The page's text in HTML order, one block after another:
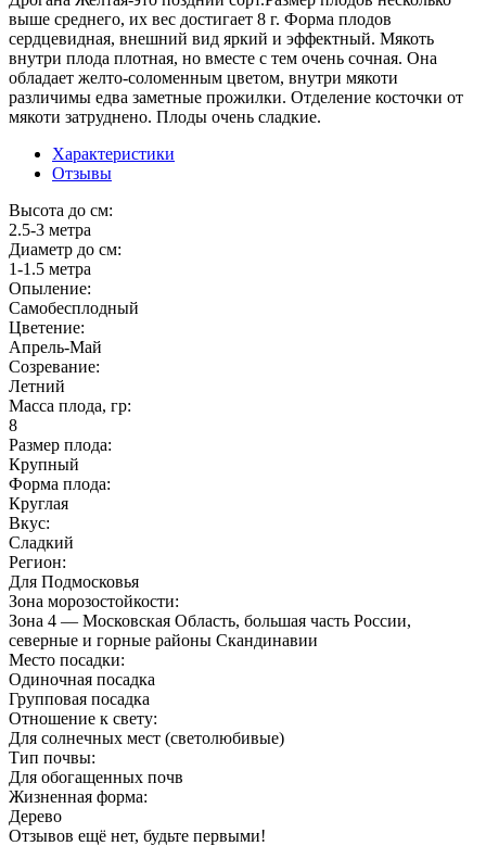
выше среднего, их вес достигает 8 г. Форма плодов
сердцевидная, внешний вид яркий и эффектный. Мякоть
внутри плода плотная, но вместе с тем очень сочная. Она
обладает желто-соломенным цветом, внутри мякоти
различимы едва заметные прожилки. Отделение косточки от
мякоти затруднено. Плоды очень сладкие.
Характеристики
Отзывы
Высота до см:
2.5-3 метра
Диаметр до см:
1-1.5 метра
Опыление:
Самобесплодный
Цветение:
Апрель-Май
Созревание:
Летний
Масса плода, гр:
8
Размер плода:
Крупный
Форма плода:
Круглая
Вкус:
Сладкий
Регион:
Для Подмосковья
Зона морозостойкости:
Зона 4 — Московская Область, большая часть России,
северные и горные районы Скандинавии
Место посадки:
Одиночная посадка
Групповая посадка
Отношение к свету:
Для солнечных мест (светолюбивые)
Тип почвы:
Для обогащенных почв
Жизненная форма:
Дерево
Отзывов ещё нет, будьте первыми!